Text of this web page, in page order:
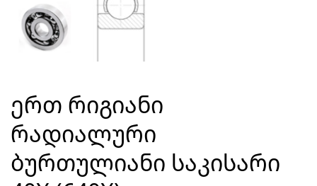
ᲔᲠᲗ ᲠᲘᲒᲘᲐᲜᲘ
ᲠᲐᲓᲘᲐᲚᲣᲠᲘ
ᲑᲣᲠᲗᲣᲚᲘᲐᲜᲘ ᲡᲐᲙᲘᲡᲐᲠᲘ